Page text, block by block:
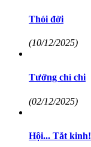
Thói đời
(10/12/2025)
Tướng chì chi
(02/12/2025)
Hội... Tắt kinh!